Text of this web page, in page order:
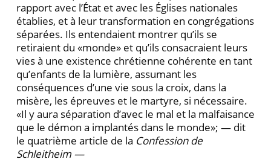
rapport avec l’État et avec les Églises nationales
établies, et à leur transformation en congrégations
séparées. Ils entendaient montrer qu’ils se
retiraient du «monde» et qu’ils consacraient leurs
vies à une existence chrétienne cohérente en tant
qu’enfants de la lumière, assumant les
conséquences d’une vie sous la croix, dans la
misère, les épreuves et le martyre, si nécessaire.
«Il y aura séparation d’avec le mal et la malfaisance
que le démon a implantés dans le monde»; — dit
le quatrième article de la Confession de
Schleitheim —